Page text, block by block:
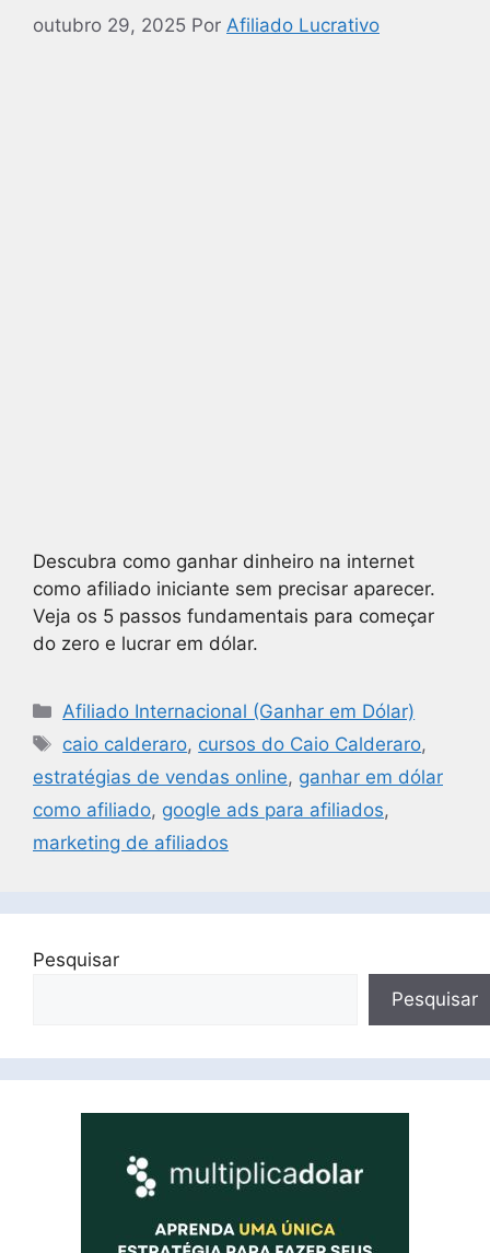
outubro 29, 2025 Por Afiliado Lucrativo
Descubra como ganhar dinheiro na internet
como afiliado iniciante sem precisar aparecer.
Veja os 5 passos fundamentais para começar
do zero e lucrar em dólar.
Afiliado Internacional (Ganhar em Dólar)
caio calderaro, cursos do Caio Calderaro,
estratégias de vendas online, ganhar em dólar
como afiliado, google ads para afiliados,
marketing de afiliados
Pesquisar
Pesquisar